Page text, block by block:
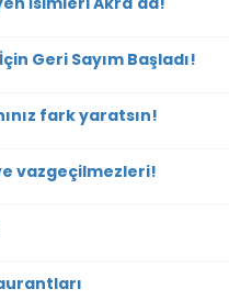
Geri Sayım Başladı!
fark yaratsın!
vazgeçilmezleri!